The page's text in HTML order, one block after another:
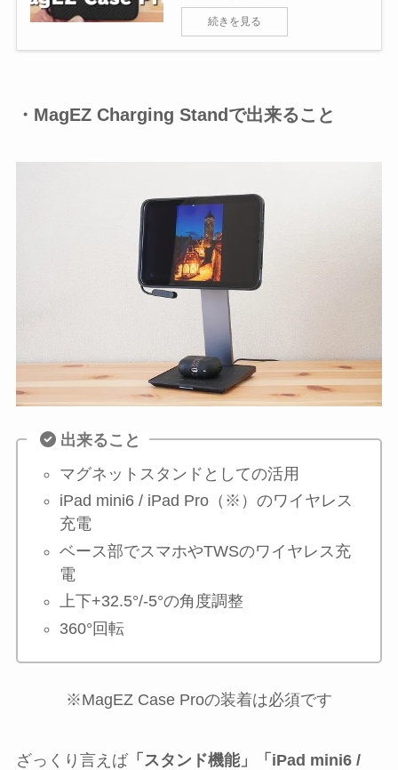
続きを見る
・MagEZ Charging Standで出来ること
出来ること
マグネットスタンドとしての活用
iPad mini6 / iPad Pro（※）のワイヤレス
充電
ベース部でスマホやTWSのワイヤレス充
電
上下+32.5°/-5°の角度調整
360°回転
※MagEZ Case Proの装着は必須です
ざっくり言えば「スタンド機能」「iPad mini6 /